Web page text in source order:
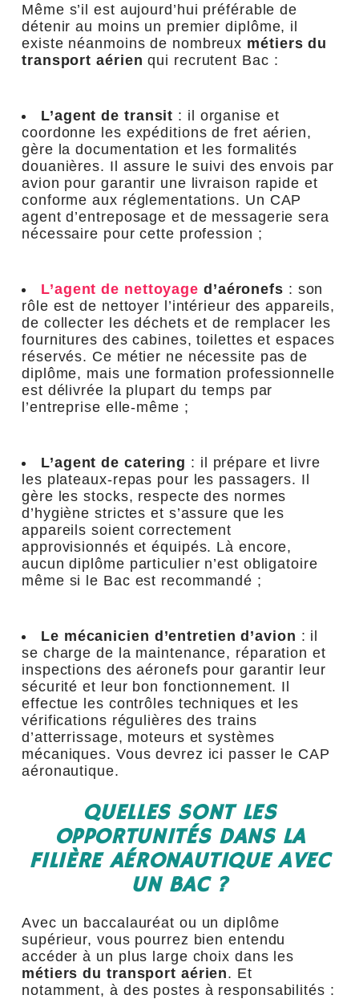
Même s’il est aujourd’hui préférable de
détenir au moins un premier diplôme, il
existe néanmoins de nombreux métiers du
transport aérien qui recrutent Bac :
L’agent de transit : il organise et
coordonne les expéditions de fret aérien,
gère la documentation et les formalités
douanières. Il assure le suivi des envois par
avion pour garantir une livraison rapide et
conforme aux réglementations. Un CAP
agent d’entreposage et de messagerie sera
nécessaire pour cette profession ;
L’agent de nettoyage d’aéronefs : son
rôle est de nettoyer l’intérieur des appareils,
de collecter les déchets et de remplacer les
fournitures des cabines, toilettes et espaces
réservés. Ce métier ne nécessite pas de
diplôme, mais une formation professionnelle
est délivrée la plupart du temps par
l’entreprise elle-même ;
L’agent de catering : il prépare et livre
les plateaux-repas pour les passagers. Il
gère les stocks, respecte des normes
d’hygiène strictes et s’assure que les
appareils soient correctement
approvisionnés et équipés. Là encore,
aucun diplôme particulier n’est obligatoire
même si le Bac est recommandé ;
Le mécanicien d’entretien d’avion : il
se charge de la maintenance, réparation et
inspections des aéronefs pour garantir leur
sécurité et leur bon fonctionnement. Il
effectue les contrôles techniques et les
vérifications régulières des trains
d’atterrissage, moteurs et systèmes
mécaniques. Vous devrez ici passer le CAP
aéronautique.
QUELLES SONT LES
OPPORTUNITÉS DANS LA
FILIÈRE AÉRONAUTIQUE AVEC
UN BAC ?
Avec un baccalauréat ou un diplôme
supérieur, vous pourrez bien entendu
accéder à un plus large choix dans les
métiers du transport aérien. Et
notamment, à des postes à responsabilités :